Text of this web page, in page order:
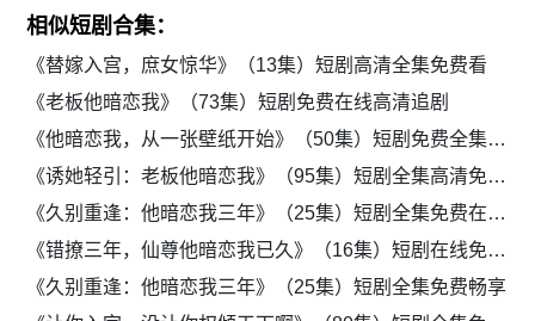
相似短剧合集：
《替嫁入宫，庶女惊华》（13集）短剧高清全集免费看
《老板他暗恋我》（73集）短剧免费在线高清追剧
《他暗恋我，从一张壁纸开始》（50集）短剧免费全集在线追
《诱她轻引：老板他暗恋我》（95集）短剧全集高清免费看
《久别重逢：他暗恋我三年》（25集）短剧全集免费在线播
《错撩三年，仙尊他暗恋我已久》（16集）短剧在线免费看全集
《久别重逢：他暗恋我三年》（25集）短剧全集免费畅享